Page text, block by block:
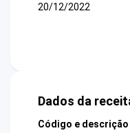
20/12/2022
Dados da
Código e